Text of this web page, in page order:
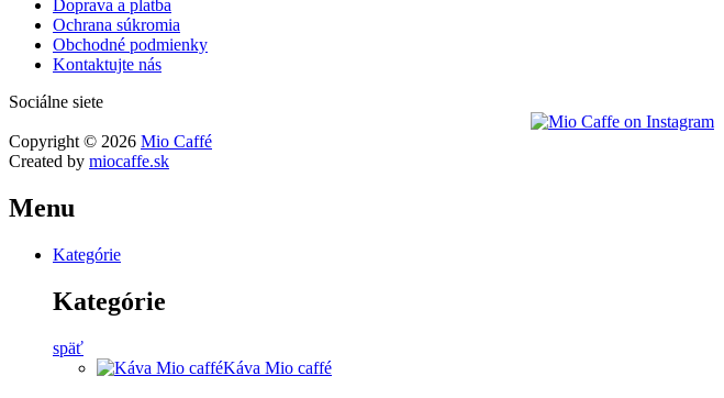
Doprava a platba
Ochrana súkromia
Obchodné podmienky
Kontaktujte nás
Sociálne siete
Copyright © 2026 Mio Caffé
Created by miocaffe.sk
Menu
Kategórie
Kategórie
späť
Káva Mio caffé